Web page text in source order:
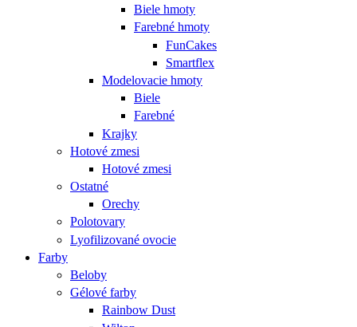
Biele hmoty
Farebné hmoty
FunCakes
Smartflex
Modelovacie hmoty
Biele
Farebné
Krajky
Hotové zmesi
Hotové zmesi
Ostatné
Orechy
Polotovary
Lyofilizované ovocie
Farby
Beloby
Gélové farby
Rainbow Dust